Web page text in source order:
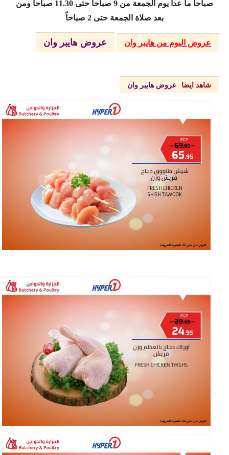
صباحاً ما عدا يوم الجمعة من 9 صباحاً حتى 11.30 صباحاً ومن
بعد صلاة الجمعة حتى 2 صباحاً
عروض اليوم من هايبر وان عروض هايبر وان
شاهد ايضا عروض هايبر وان